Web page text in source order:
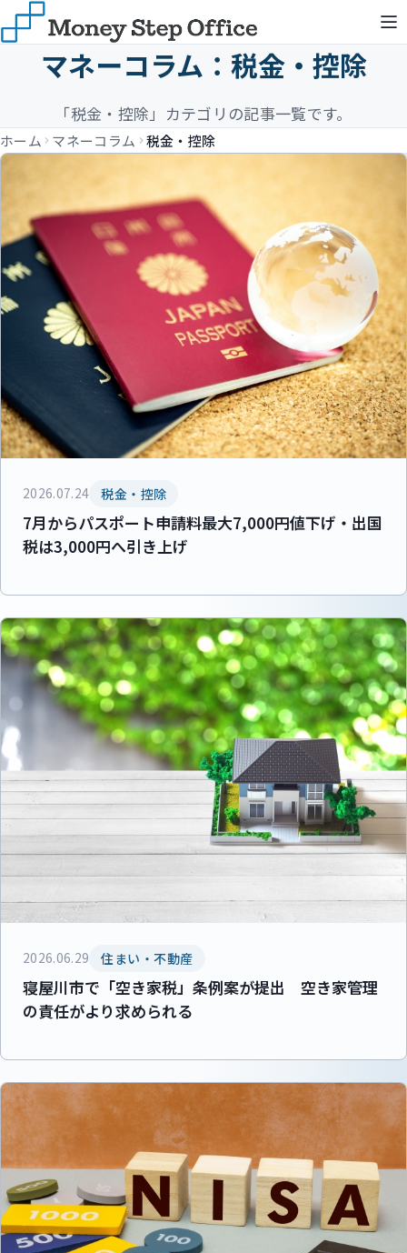
マネーコラム：税金・控除
「税金・控除」カテゴリの記事一覧です。
ホーム マネーコラム 税金・控除
2026.07.24 税金・控除
7月からパスポート申請料最大7,000円値下げ・出国
税は3,000円へ引き上げ
2026.06.29 住まい・不動産
寝屋川市で「空き家税」条例案が提出 空き家管理
の責任がより求められる